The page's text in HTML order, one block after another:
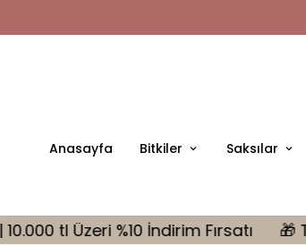
Anasayfa Bitkiler Saksılar
Fırsatı 🎁 Tüm Siparişlerinizde